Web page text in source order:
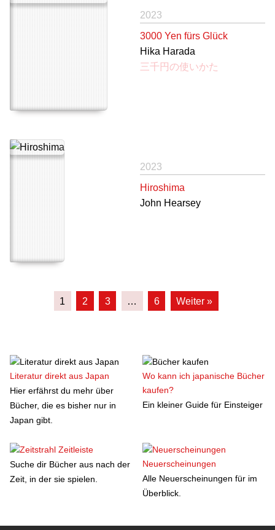
2023
3000 Yen fürs Glück
Hika Harada
三千円の使いかた
2023
Hiroshima
John Hearsey
1 2 3 … 6 Weiter »
Literatur direkt aus Japan
Hier erfährst du mehr über
Bücher, die es bisher nur in
Japan gibt.
Wo kann ich japanische Bücher
kaufen?
Ein kleiner Guide für Einsteiger
Zeitleiste
Suche dir Bücher aus nach der
Zeit, in der sie spielen.
Neuerscheinungen
Alle Neuerscheinungen für im
Überblick.